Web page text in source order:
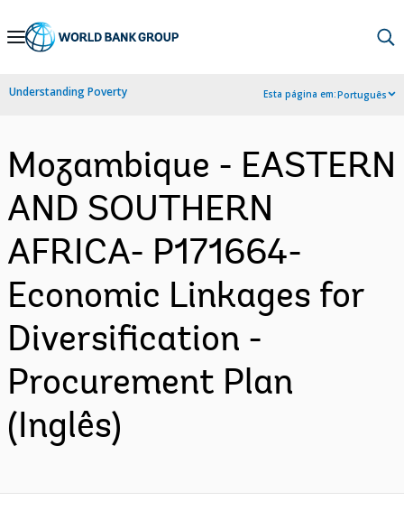
Skip
Navigation
Understanding Poverty Esta página em:Português
Mozambique - EASTERN
AND SOUTHERN
AFRICA- P171664-
Economic Linkages for
Diversification -
Procurement Plan
(Inglês)